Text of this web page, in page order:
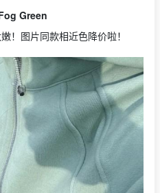
Green
！图片同款相近色降价啦！